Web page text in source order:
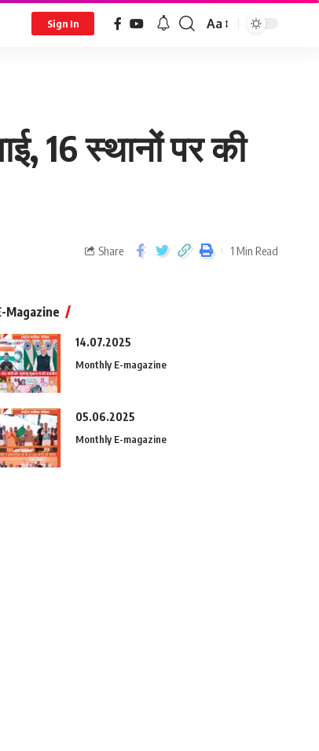
Sign In Aa
16 स्थानों पर की
Share 1 Min Read
Magazine
14.07.2025
Monthly E-magazine
05.06.2025
Monthly E-magazine